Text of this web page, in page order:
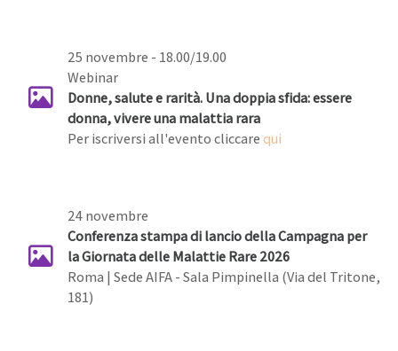
25 novembre - 18.00/19.00
Webinar
Donne, salute e rarità. Una doppia sfida: essere
donna, vivere una malattia rara
Per iscriversi all'evento cliccarequi
24 novembre
Conferenza stampa di lancio della Campagna per
la Giornata delle Malattie Rare 2026
Roma | Sede AIFA - Sala Pimpinella (Via del Tritone,
181)